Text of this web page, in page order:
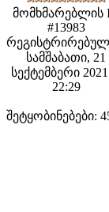
მომხმარებლის
#13983
სამშაბათი, 21
სექტემბერი
22:29
შეტყობინებები: